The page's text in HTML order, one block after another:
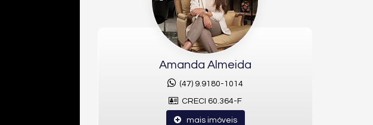
Amanda Almeida
(47) 9.9180-1014
CRECI 60.364-F
mais imóveis